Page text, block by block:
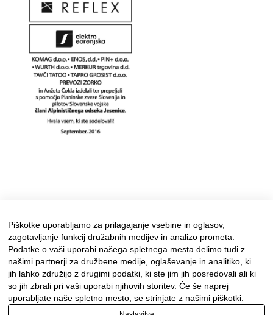
Piškotke uporabljamo za prilagajanje vsebine in oglasov,
zagotavljanje funkcij družabnih medijev in analizo prometa.
Podatke o vaši uporabi našega spletnega mesta delimo tudi z
našimi partnerji za družbene medije, oglaševanje in analitiko, ki
jih lahko združijo z drugimi podatki, ki ste jim jih posredovali ali ki
so jih zbrali pri vaši uporabi njihovih storitev. Če še naprej
uporabljate naše spletno mesto, se strinjate z našimi piškotki.